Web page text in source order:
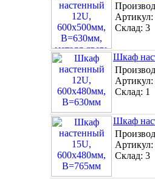
Артикул:
Склад: 3
Шкаф
Артикул:
Склад: 1
Шкаф
Артикул:
Склад: 3